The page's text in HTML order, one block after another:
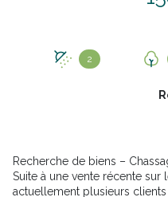
2
Recherche de biens –
Suite à une vente récente sur
actuellement plusieurs